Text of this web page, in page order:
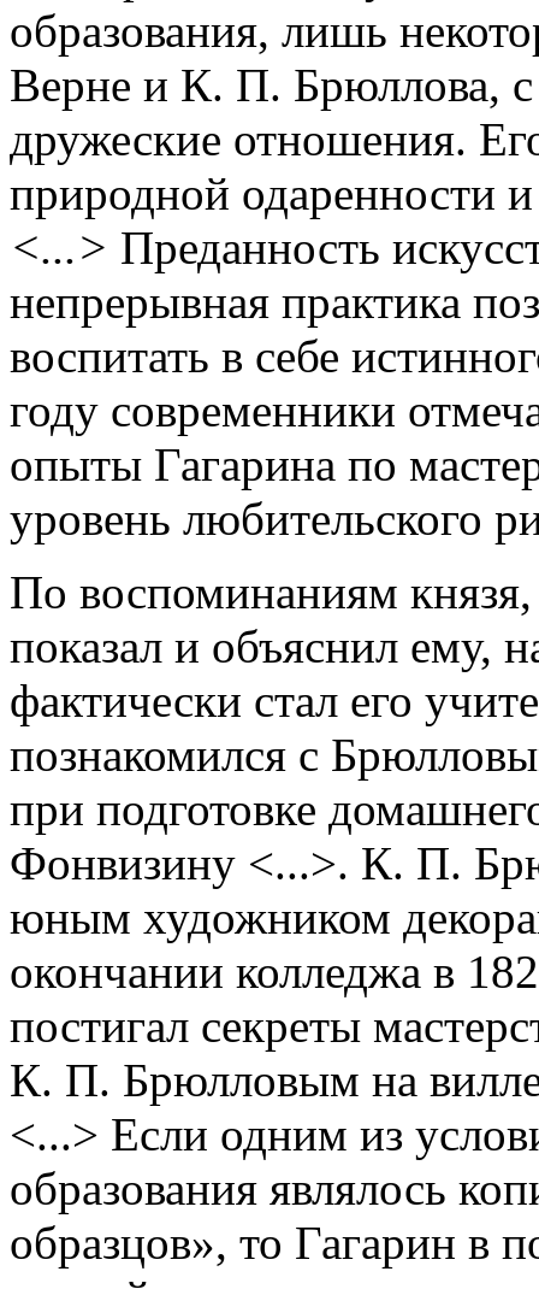
образования, лишь
Верне и К. П. Брюллова,
дружеские отношения.
природной одаренности
<...> Преданность
непрерывная практика
воспитать в себе
году современники
опыты Гагарина по
уровень любительского
По воспоминаниям
показал и объяснил ему,
фактически стал его
познакомился с
при подготовке
Фонвизину <...>. К. П.
юным художником
окончании колледжа в
постигал секреты
К. П. Брюлловым на
<...> Если одним из
образования являлось
образцов», то Гагарин в